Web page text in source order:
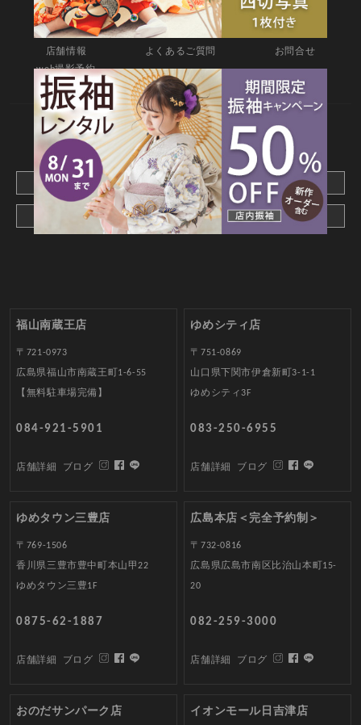
TOP 新着情報
撮影メニュー
料金・商品
キャンペーン
店舗情報
よくあるご質問
お問合せ
web撮影予約
CONTACT
webでご予約はこちら
メールでお問合わせ
福山南蔵王店
〒721-0973
広島県福山市南蔵王町1-6-55
【無料駐車場完備】
084-921-5901
店舗詳細 ブログ
ゆめシティ店
〒751-0869
山口県下関市伊倉新町3-1-1
ゆめシティ3F
083-250-6955
店舗詳細 ブログ
ゆめタウン三豊店
〒769-1506
香川県三豊市豊中町本山甲22
ゆめタウン三豊1F
0875-62-1887
店舗詳細 ブログ
広島本店＜完全予約制＞
〒732-0816
広島県広島市南区比治山本町15-
20
082-259-3000
店舗詳細 ブログ
おのだサンパーク店 イオンモール日吉津店